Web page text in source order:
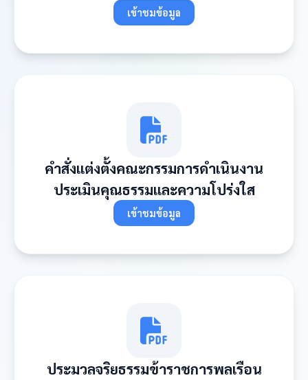
เข้าชมข้อมูล
คำสั่งแต่งตั้งคณะกรรมการดำเนินงาน
ประเมินคุณธรรมและความโปร่งใส
เข้าชมข้อมูล
ประมวลจริยธรรมข้าราชการพลเรือน